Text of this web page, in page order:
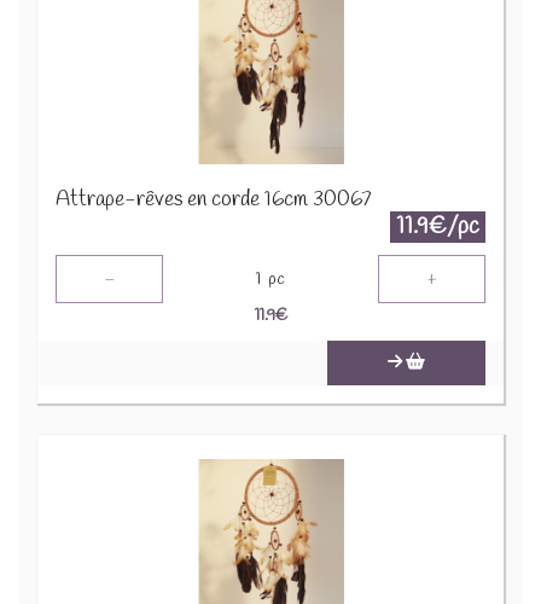
Attrape-rêves en corde 16cm 30067
11.9€/pc
- 1 pc +
11.9€